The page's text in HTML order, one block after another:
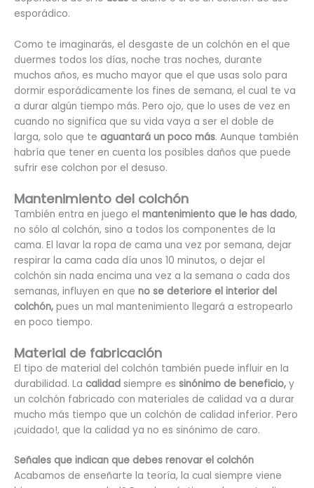
esporádico.
Como te imaginarás, el desgaste de un colchón en el que
duermes todos los días, noche tras noches, durante
muchos años, es mucho mayor que el que usas solo para
dormir esporádicamente los fines de semana, el cual te va
a durar algún tiempo más. Pero ojo, que lo uses de vez en
cuando no significa que su vida vaya a ser el doble de
larga, solo que te aguantará un poco más. Aunque también
habría que tener en cuenta los posibles daños que puede
sufrir ese colchon por el desuso.
Mantenimiento del colchón
También entra en juego el mantenimiento que le has dado,
no sólo al colchón, sino a todos los componentes de la
cama. El lavar la ropa de cama una vez por semana, dejar
respirar la cama cada día unos 10 minutos, o dejar el
colchón sin nada encima una vez a la semana o cada dos
semanas, influyen en que no se deteriore el interior del
colchón, pues un mal mantenimiento llegará a estropearlo
en poco tiempo.
Material de fabricación
El tipo de material del colchón también puede influir en la
durabilidad. La calidad siempre es sinónimo de beneficio, y
un colchón fabricado con materiales de calidad va a durar
mucho más tiempo que un colchón de calidad inferior. Pero
¡cuidado!, que la calidad ya no es sinónimo de caro.
Señales que indican que debes renovar el colchón
Acabamos de enseñarte la teoría, la cual siempre viene